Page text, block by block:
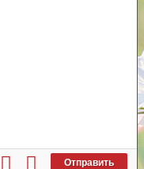
Отправить